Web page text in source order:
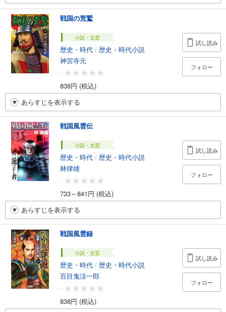
戦国の荒鷲
小説・文芸
歴史・時代 / 歴史・時代小説
神宮寺元
-
838円 (税込)
試し読み
フォロー
あらすじを表示する
戦国風雲伝
小説・文芸
歴史・時代 / 歴史・時代小説
林律雄
-
733～841円 (税込)
試し読み
フォロー
あらすじを表示する
戦国風雲録
小説・文芸
歴史・時代 / 歴史・時代小説
百目鬼涼一郎
-
838円 (税込)
試し読み
フォロー